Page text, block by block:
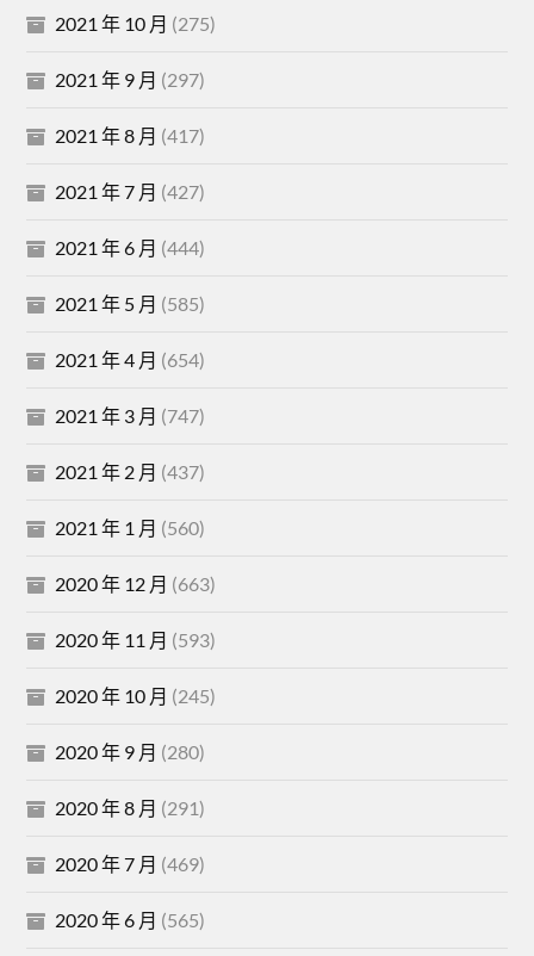
2021 年 10 月 (275)
2021 年 9 月 (297)
2021 年 8 月 (417)
2021 年 7 月 (427)
2021 年 6 月 (444)
2021 年 5 月 (585)
2021 年 4 月 (654)
2021 年 3 月 (747)
2021 年 2 月 (437)
2021 年 1 月 (560)
2020 年 12 月 (663)
2020 年 11 月 (593)
2020 年 10 月 (245)
2020 年 9 月 (280)
2020 年 8 月 (291)
2020 年 7 月 (469)
2020 年 6 月 (565)